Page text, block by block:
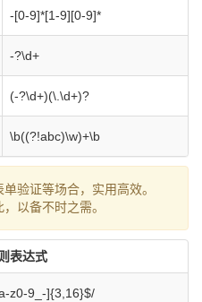
-[0-9]*[1-9][0-9]*
-?\d+
(-?\d+)(\.\d+)?
\b((?!abc)\w)+\b
验证等场合，实用高效。
以备不时之需。
表达式
z0-9_-]{3,16}$/